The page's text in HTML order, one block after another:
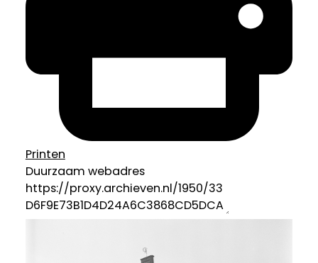
Printen
Duurzaam webadres